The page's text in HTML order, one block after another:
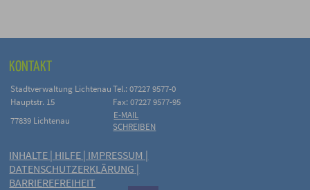
KONTAKT
Stadtverwaltung Lichtenau Tel.: 07227 9577-0
Hauptstr. 15
Fax: 07227 9577-95
77839 Lichtenau
E-MAIL
SCHREIBEN
INHALTE | HILFE | IMPRESSUM |
DATENSCHUTZERKLÄRUNG |
BARRIEREFREIHEIT